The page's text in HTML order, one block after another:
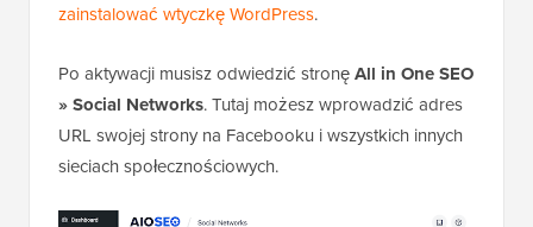
zainstalować wtyczkę WordPress.
Po aktywacji musisz odwiedzić stronęAll in One SEO
» Social Networks. Tutaj możesz wprowadzić adres
URL swojej strony na Facebooku i wszystkich innych
sieciach społecznościowych.